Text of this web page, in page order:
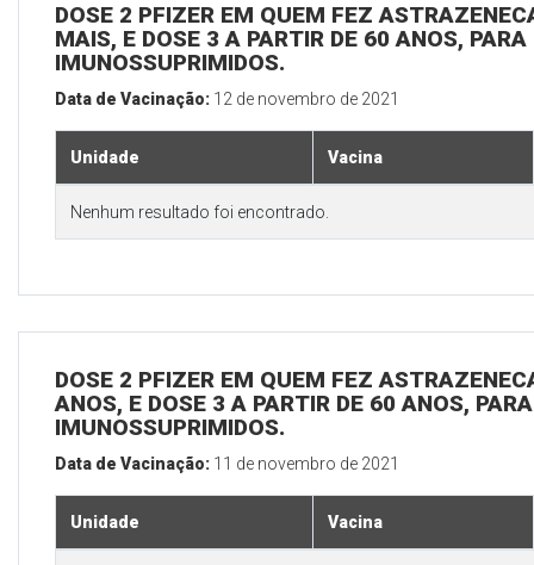
DOSE 2 PFIZER EM QUEM FEZ
MAIS, E DOSE 3 A PARTIR DE 60 ANOS,
IMUNOSSUPRIMIDOS.
Data de Vacinação: 12 de novembro de 2021
Unidade Vacina
Nenhum resultado foi encontrado.
DOSE 2 PFIZER EM QUEM FEZ
ANOS, E DOSE 3 A PARTIR DE 60 ANOS,
IMUNOSSUPRIMIDOS.
Data de Vacinação: 11 de novembro de 2021
Unidade Vacina